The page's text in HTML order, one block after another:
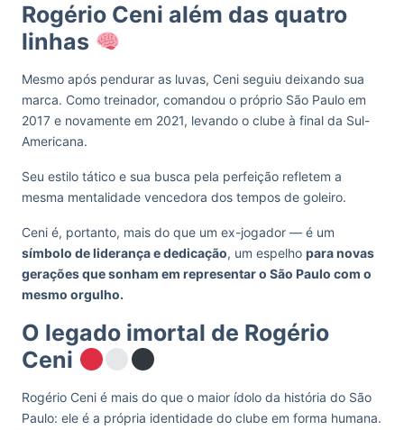
Rogério Ceni além das quatro
linhas
Mesmo após pendurar as luvas, Ceni seguiu deixando sua
marca. Como treinador, comandou o próprio São Paulo em
2017 e novamente em 2021, levando o clube à final da Sul-
Americana.
Seu estilo tático e sua busca pela perfeição refletem a
mesma mentalidade vencedora dos tempos de goleiro.
Ceni é, portanto, mais do que um ex-jogador — é um
símbolo de liderança e dedicação, um espelho para novas
gerações que sonham em representar o São Paulo com o
mesmo orgulho.
O legado imortal de Rogério
Ceni
Rogério Ceni é mais do que o maior ídolo da história do São
Paulo: ele é a própria identidade do clube em forma humana.